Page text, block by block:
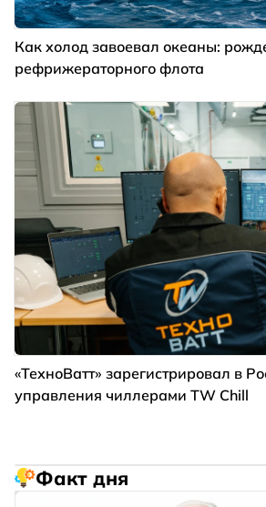
Как холод завоевал океаны:
рефрижераторного флота
«ТехноВатт» зарегистрировал в
управления чиллерами TW Chill
Факт дня